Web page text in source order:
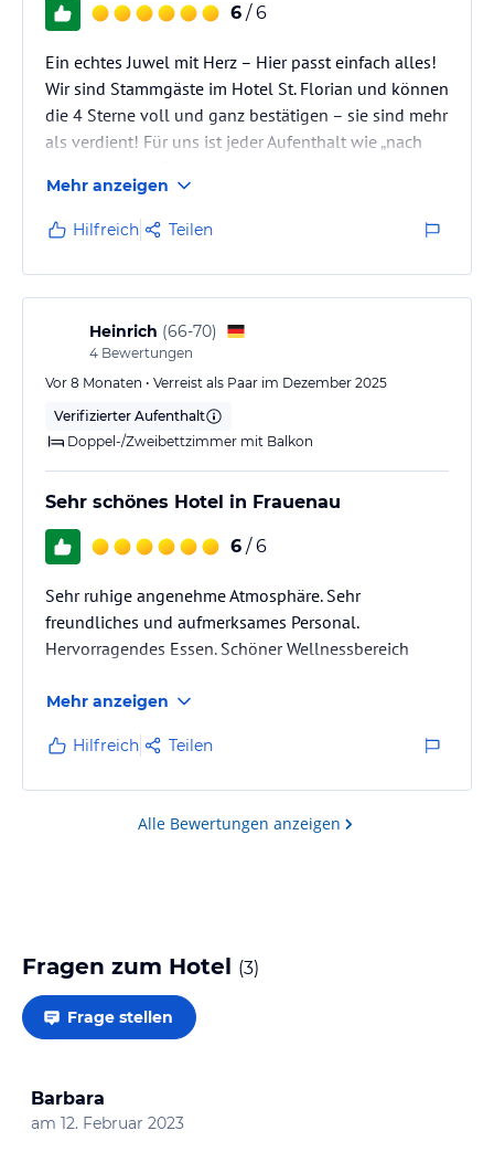
6 / 6
Ein echtes Juwel mit Herz – Hier passt einfach alles!
​Wir sind Stammgäste im Hotel St. Florian und können
die 4 Sterne voll und ganz bestätigen – sie sind mehr
als verdient! Für uns ist jeder Aufenthalt wie „nach
​Was dieses Hotel so außergewöhnlich macht, ist das
fantastische Team:
​Familie Koller leistet eine unglaubliche Arbeit und
sorgt mit viel Herzblut dafür, dass man sich als Gast
rundum geborgen fühlt.
​Ein ganz besonderes Dankeschön an die Servicekraft
Kristin: Sie kümmert sich immer so…
Mehr anzeigen
Hilfreich Teilen
Heinrich (66-70)
4 Bewertungen
Vor 8 Monaten • Verreist als Paar im Dezember 2025
Verifizierter Aufenthalt
Doppel-/Zweibettzimmer mit Balkon
Sehr schönes Hotel in Frauenau
6 / 6
Sehr ruhige angenehme Atmosphäre. Sehr
freundliches und aufmerksames Personal.
Hervorragendes Essen. Schöner Wellnessbereich
Mehr anzeigen
Hilfreich Teilen
Alle Bewertungen anzeigen
Fragen zum Hotel (3)
Frage stellen
Barbara
am 12. Februar 2023